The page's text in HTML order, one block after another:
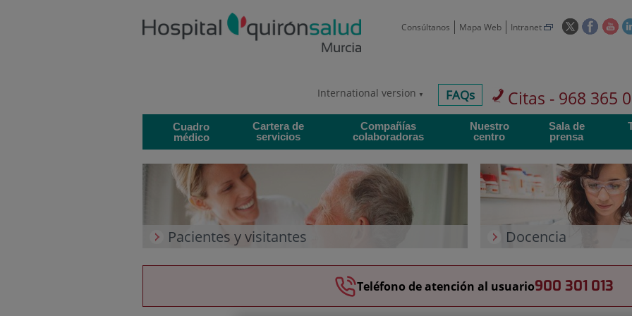
al
contenido
Consúltanos Mapa Web Intranet
Este
una
ventana
nueva.
Este
una
ventana
International version
centros-FAQs Citas - 968 365
Cuadro
médico
Cartera de
servicios
Compañías
colaboradoras
Nuestro
centro
Sala de
prensa
Pacientes y visitantes Docencia
Teléfono de atención al usuario900 301 013